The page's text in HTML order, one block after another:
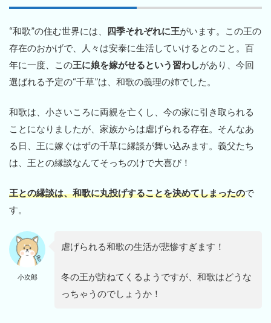
“和歌”の住む世界には、 四季それぞれに王がいます。この王の
存在のおかげで、人々は安泰に生活していけるとのこと。百
年に一度、この王に娘を嫁がせるという習わしがあり、今回
選ばれる予定の“千草”は、和歌の義理の姉でした。
和歌は、小さいころに両親を亡くし、今の家に引き取られる
ことになりましたが、家族からは虐げられる存在。そんなあ
る日、王に嫁ぐはずの千草に縁談が舞い込みます。義父たち
は、王との縁談なんてそっちのけで大喜び！
王との縁談は、和歌に丸投げすることを決めてしまったので
す。
小次郎
虐げられる和歌の生活が悲惨すぎます！
冬の王が訪ねてくるようですが、和歌はどうな
っちゃうのでしょうか！